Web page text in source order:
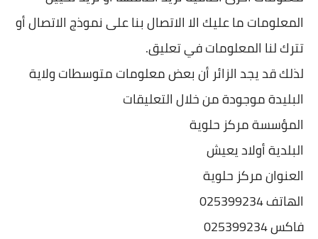
المعلومات ما عليك الا الاتصال بنا على نموذج الاتصال أو
تترك لنا المعلومات في تعليق.
لذلك قد يجد الزائر أن بعض معلومات متوسطات ولاية
البليدة موجودة من خلال التعليقات
المؤسسة مركز حلوية
البلدية أولاد يعيش
العنوان مركز حلوية
الهاتف 025399234
فاكس 025399234